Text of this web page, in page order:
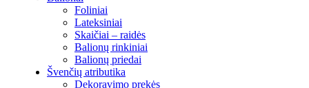
Foliniai
Lateksiniai
Skaičiai – raidės
Balionų rinkiniai
Balionų priedai
Švenčių atributika
Dekoravimo prekės